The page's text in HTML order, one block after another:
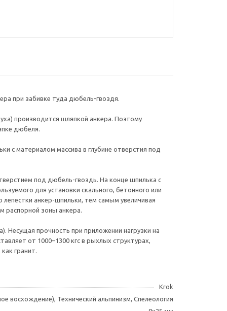
при забивке туда дюбель-гвоздя.
производится шляпкой анкера. Поэтому
дюбеля.
с материалом массива в глубине отверстия под
под дюбель-гвоздь. На конце шпилька с
для установки скального, бетонного или
анкер-шпильки, тем самым увеличивая
распорной зоны анкера.
Несущая прочность при приложении нагрузки на
от 1000–1300 кгс в рыхлых структурах,
гранит.
Krok
восхождение), Технический альпинизм, Спелеология